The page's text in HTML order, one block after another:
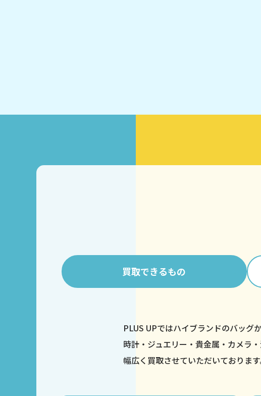
買取できるもの
PLUS UPではハイブランドのバッグか
時計・ジュエリー・貴金属・カメラ・
幅広く買取させていただいております